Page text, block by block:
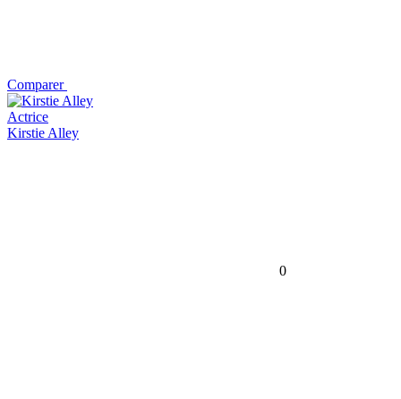
Comparer
Actrice
Kirstie Alley
0